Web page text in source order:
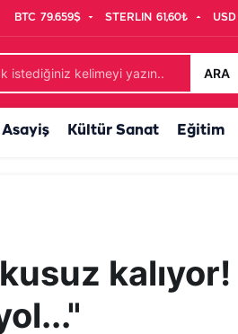
BTC 79.659$ STERLIN 61,60₺ USD
ARA
Asayiş Kültür Sanat Eğitim
kalıyor!
görüntü